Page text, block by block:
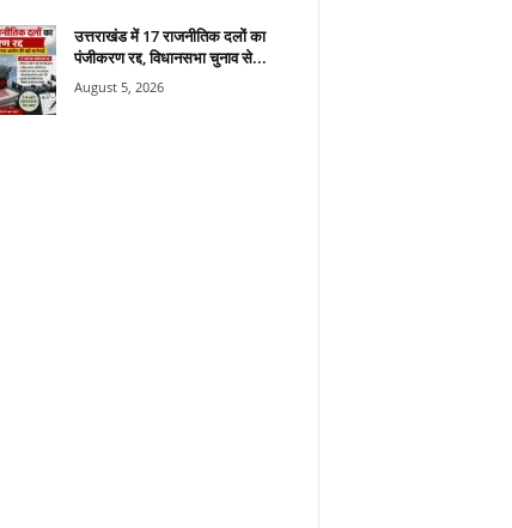
उत्तराखंड में 17 राजनीतिक दलों का
पंजीकरण रद्द, विधानसभा चुनाव से...
August 5, 2026